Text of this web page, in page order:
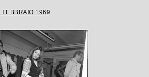
1969